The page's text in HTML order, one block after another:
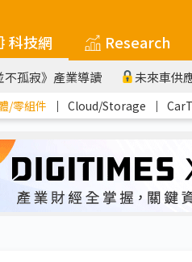
科技網 Research
不孤寂》產業導讀 未來車供
/零組件 ｜ Cloud/Storage ｜